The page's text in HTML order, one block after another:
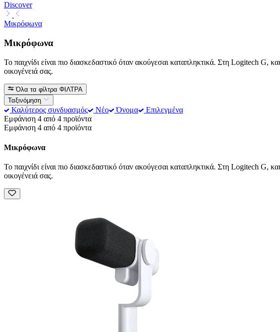
Discover
Μικρόφωνα
Μικρόφωνα
Το παιχνίδι είναι πιο διασκεδαστικό όταν ακούγεσαι καταπληκτικά. Στη Logitech G,
οικογένειά σας.
Όλα τα φίλτρα ΦΙΛΤΡΑ
Ταξινόμηση
Καλύτερος συνδυασμός Νέο Όνομα
Επιλεγμένα
Εμφάνιση 4 από 4 προϊόντα
Εμφάνιση 4 από 4 προϊόντα
Μικρόφωνα
Το παιχνίδι είναι πιο διασκεδαστικό όταν ακούγεσαι καταπληκτικά. Στη Logitech G,
οικογένειά σας.